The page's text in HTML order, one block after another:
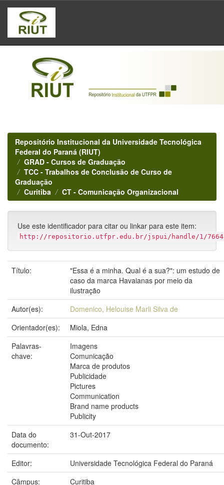
Skip
navigation
Repositório Institucional da Universidade Tecnológica
Federal do Paraná (RIUT)
GRAD - Cursos de Graduação
TCC - Trabalhos de Conclusão de Curso de
Graduação
Curitiba
CT - Comunicação Organizacional
Use este identificador para citar ou linkar para este item:
http://repositorio.utfpr.edu.br/jspui/handle/1/7664
Título:
"Essa é a minha. Qual é a sua?": um estudo de
caso da marca Havaianas por meio da
ilustração
Autor(es):
Domenico, Helouise Marli Silva de
Orientador(es):
Miola, Edna
Palavras-
chave:
Imagens
Comunicação
Marca de produtos
Publicidade
Pictures
Communication
Brand name products
Publicity
Data do
documento:
31-Out-2017
Editor:
Universidade Tecnológica Federal do Paraná
Câmpus:
Curitiba